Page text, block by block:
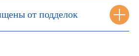
от подделок